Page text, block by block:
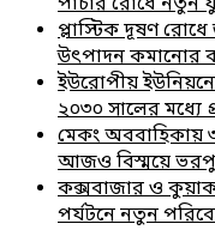
প্লাস্টিক দূষণ রোধে
উৎপাদন কমানোর
ইউরোপীয়
২০৩০ সালের মধ্যে
মেকং অববাহিকায়
আজও বিস্ময়ে
কক্সবাজার ও
পর্যটনে নতুন